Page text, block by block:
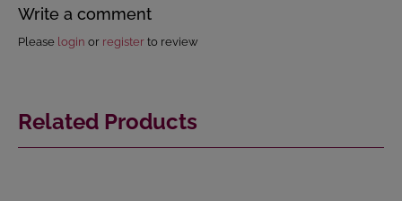
Write a comment
Please login or register to review
Related Products